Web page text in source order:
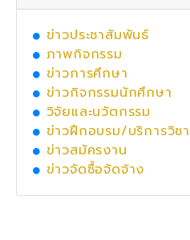
ข่าวประชาสัมพันธ์
ภาพกิจกรรม
ข่าวการศึกษา
ข่าวกิจกรรมนักศึกษา
วิจัยและนวัตกรรม
ข่าวฝึกอบรม/บริการวิช
ข่าวสมัครงาน
ข่าวจัดซื้อจัดจ้าง